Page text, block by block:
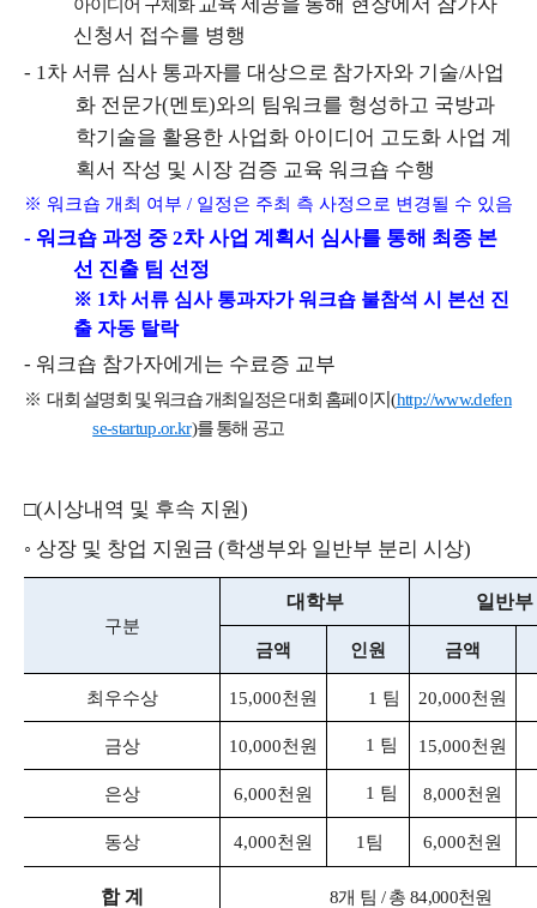
아이디어 구체화
신청서 접수를 병행
- 1차 서류 심사 통과자를 대상으로 참가자와 기술/사업
화 전문가(멘토)와의 팀워크를 형성하고 국방과
학기술을 활용한 사업화 아이디어 고도화 사업 계
획서 작성 및 시장 검증 교육 워크숍 수행
※ 워크숍 개최 여부 / 일정은 주최 측 사정으로 변경될 수 있음
- 워크숍 과정 중 2차 사업 계획서 심사를 통해 최종 본
선 진출 팀 선정
※ 1차 서류 심사 통과자가 워크숍 불참석 시 본선 진
출 자동 탈락
- 워크숍 참가자에게는 수료증 교부
※ 대회 설명회 및 워크숍 개최일정은 대회 홈페이 지(http://www.defen
se-startup.or.kr)를 통해 공고
□(시상내역 및 후속 지원)
◦ 상장 및 창업 지원금 (학생부와 일반부 분리 시상)
구분
대학부 일반부
금액 인원 금액
최우수상 15,000천원 1 팀 20,000천원
금상 10,000천원 1 팀 15,000천원
은상 6,000천원 1 팀 8,000천원
동상 4,000천원 1 팀 6,000천원
합 계 8개 팀 /총 84,000천원